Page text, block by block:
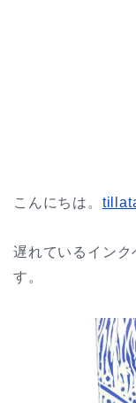
こんにちは。
遅れているインク
す。